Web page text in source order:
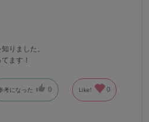
りました。
ます！
考になった 0 Like! 0